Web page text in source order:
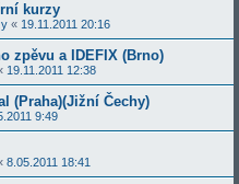
kurzy
« 19.11.2011 20:16
zpěvu a IDEFIX (Brno)
19.11.2011 12:38
(Praha)(Jižní Čechy)
9:49
8.05.2011 18:41